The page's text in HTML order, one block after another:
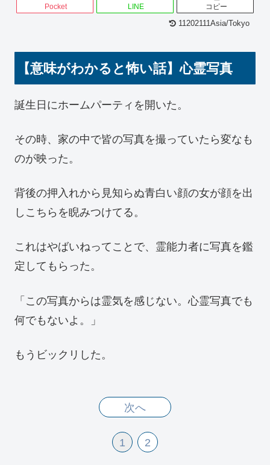
Pocket LINE コピー
11202111Asia/Tokyo
【意味がわかると怖い話】心霊写真
誕生日にホームパーティを開いた。
その時、家の中で皆の写真を撮っていたら変なも
のが映った。
背後の押入れから見知らぬ青白い顔の女が顔を出
しこちらを睨みつけてる。
これはやばいねってことで、霊能力者に写真を鑑
定してもらった。
「この写真からは霊気を感じない。心霊写真でも
何でもないよ。」
もうビックリした。
次へ
1 2